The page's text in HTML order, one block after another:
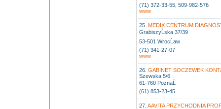
(71) 372-33-55, 509-982-576
www
25. MEDIX CENTRUM
GrabiszyĹska 37/39
53-501 WrocĹaw
(71) 341-27-07
www
26. GABINET SOCZEWEK
Szewska 5/6
61-760 PoznaĹ
(61) 853-23-45
27. AAVITA PRZYCHODNIA